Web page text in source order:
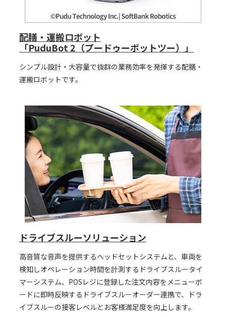
配膳・運搬ロボット
「PuduBot 2（プードゥーボットツー）」
シンプル設計・大容量で抜群の業務効率を発揮する配膳・
運搬ロボットです。
ドライブスルーソリューション
高音質な音声を提供するヘッドセットシステムと、車両を
検知しオペレーション時間を計測するドライブスルータイ
マーシステム、POSレジに登録した注文内容をメニューボ
ードに即時反映するドライブスルーオーダー連携で、ドラ
イブスルーの接客レベルとお客様満足度を向上します。